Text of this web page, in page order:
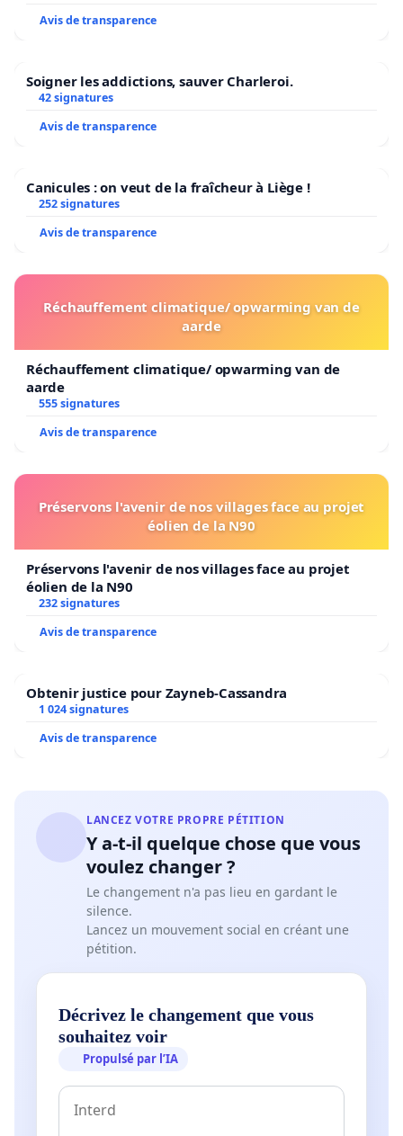
Avis de transparence
Soigner les addictions, sauver Charleroi.
42 signatures
Avis de transparence
Canicules : on veut de la fraîcheur à Liège !
252 signatures
Avis de transparence
Réchauffement climatique/ opwarming van de
aarde
Réchauffement climatique/ opwarming van de
aarde
555 signatures
Avis de transparence
Préservons l'avenir de nos villages face au projet
éolien de la N90
Préservons l'avenir de nos villages face au projet
éolien de la N90
232 signatures
Avis de transparence
Obtenir justice pour Zayneb-Cassandra
1 024 signatures
Avis de transparence
LANCEZ VOTRE PROPRE PÉTITION
Y a-t-il quelque chose que vous
voulez changer ?
Le changement n'a pas lieu en gardant le
silence.
Lancez un mouvement social en créant une
pétition.
Décrivez le changement que vous
souhaitez voir
Propulsé par l’IA